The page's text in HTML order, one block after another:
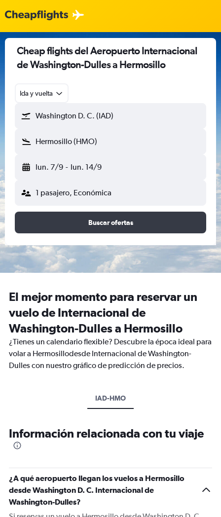
Cheap flights del Aeropuerto Internacional
de Washington-Dulles a Hermosillo
Ida y vuelta
Washington D. C. (IAD)
Hermosillo (HMO)
lun. 7/9 - lun. 14/9
1 pasajero, Económica
Buscar ofertas
El mejor momento para reservar un
vuelo de Internacional de
Washington-Dulles a Hermosillo
¿Tienes un calendario flexible? Descubre la época ideal para
volar a Hermosillodesde Internacional de Washington-
Dulles con nuestro gráfico de predicción de precios.
IAD-HMO
Información relacionada con tu viaje
¿A qué aeropuerto llegan los vuelos a Hermosillo
desde Washington D. C. Internacional de
Washington-Dulles?